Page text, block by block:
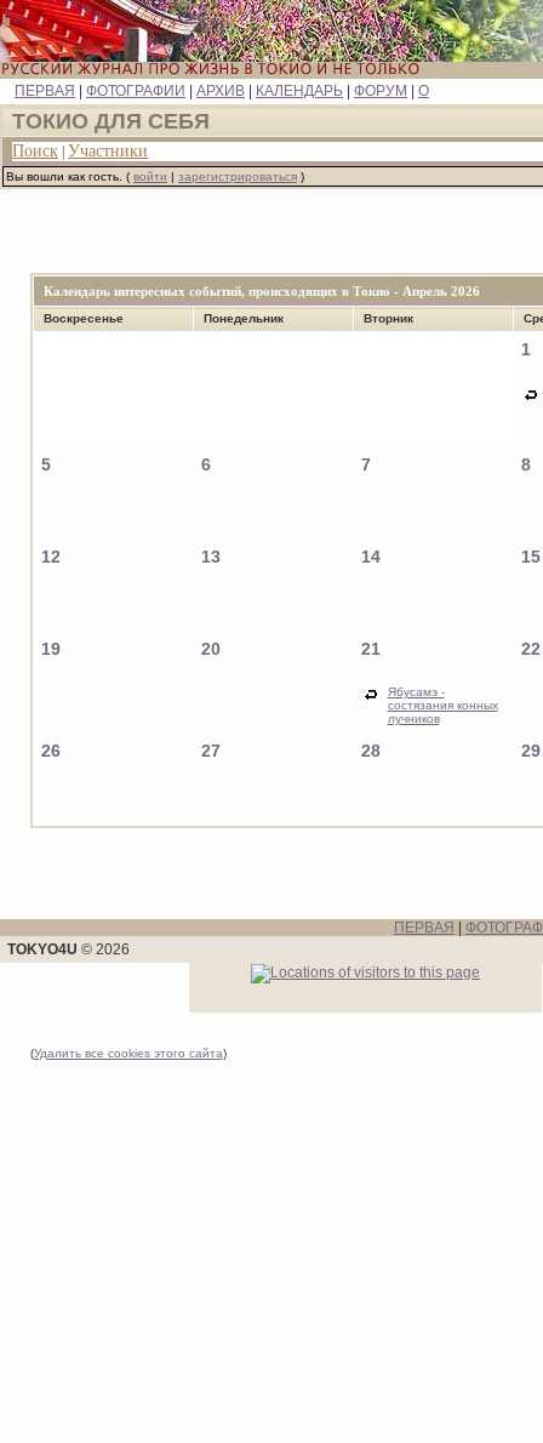
ПЕРВАЯ ФОТОГРАФИИ АРХИВ КАЛЕНДАРЬ ФОРУМ О
ТОКИО ДЛЯ CЕБЯ
Поиск Участники
Вы вошли как гость. ( войти | зарегистрироваться )
Календарь интересных событий, происходящих в Токио - Апрель 2026
Воскресенье Понедельник Вторник
1
5 6 7 8
12 13 14 15
19 20 21
Ябусамэ -
состязания конных
лучников
22
26 27 28 29
ПЕРВАЯ
TOKYO4U © 2026
(Удалить все cookies этого сайта)